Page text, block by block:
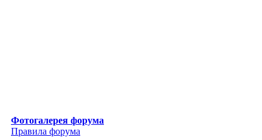
Фотогалерея форума
Правила форума